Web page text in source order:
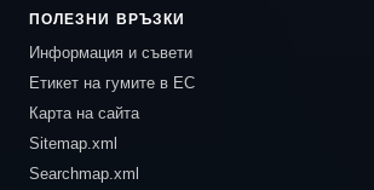
ПОЛЕЗНИ ВРЪЗКИ
Информация и съвети
Етикет на гумите в ЕС
Карта на сайта
Sitemap.xml
Searchmap.xml